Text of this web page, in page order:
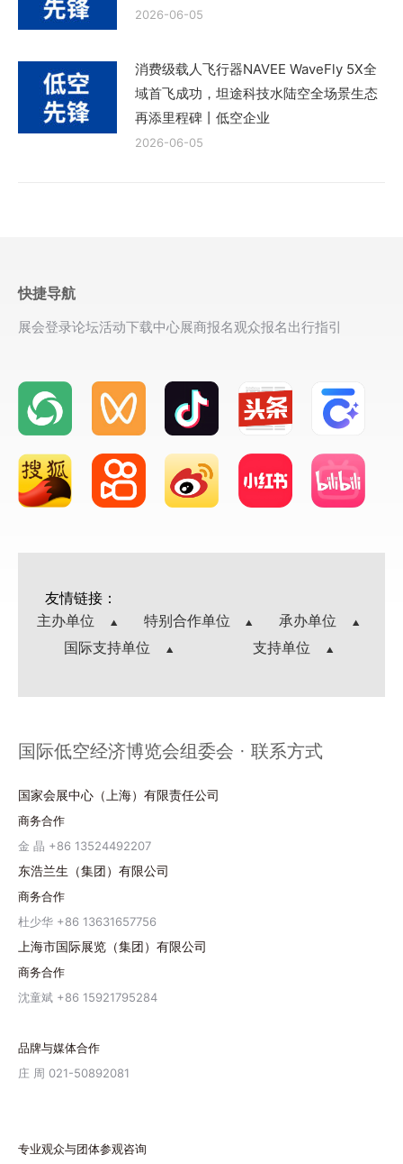
2026-06-05
消费级载人飞行器NAVEE WaveFly 5X全
域首飞成功，坦途科技水陆空全场景生态
再添里程碑丨低空企业
2026-06-05
快捷导航
展会登录论坛活动下载中心展商报名观众报名出行指引
友情链接：
主办单位
特别合作单位
承办单位
国际支持单位
支持单位
国际低空经济博览会组委会 · 联系方式
国家会展中心（上海）有限责任公司
商务合作
金 晶 +86 13524492207
东浩兰生（集团）有限公司
商务合作
杜少华 +86 13631657756
上海市国际展览（集团）有限公司
商务合作
沈童斌 +86 15921795284
品牌与媒体合作
庄 周 021-50892081
专业观众与团体参观咨询